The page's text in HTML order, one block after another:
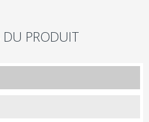
DU PRODUIT